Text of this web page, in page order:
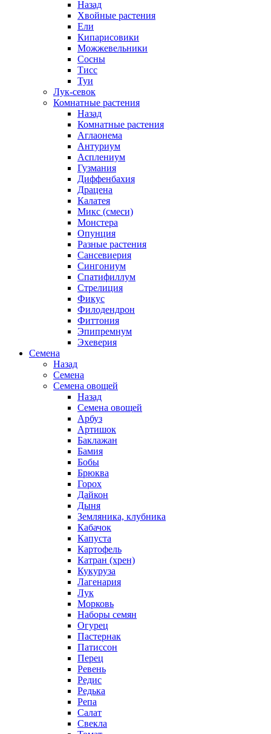
Назад
Хвойные растения
Ели
Кипарисовики
Можжевельники
Сосны
Тисс
Туи
Лук-севок
Комнатные растения
Назад
Комнатные растения
Аглаонема
Антуриум
Асплениум
Гузмания
Диффенбахия
Драцена
Калатея
Микс (смеси)
Монстера
Опунция
Разные растения
Сансевиерия
Сингониум
Спатифиллум
Стрелиция
Фикус
Филодендрон
Фиттония
Эпипремнум
Эхеверия
Семена
Назад
Семена
Семена овощей
Назад
Семена овощей
Арбуз
Артишок
Баклажан
Бамия
Бобы
Брюква
Горох
Дайкон
Дыня
Земляника, клубника
Кабачок
Капуста
Картофель
Катран (хрен)
Кукуруза
Лагенария
Лук
Морковь
Наборы семян
Огурец
Пастернак
Патиссон
Перец
Ревень
Редис
Редька
Репа
Салат
Свекла